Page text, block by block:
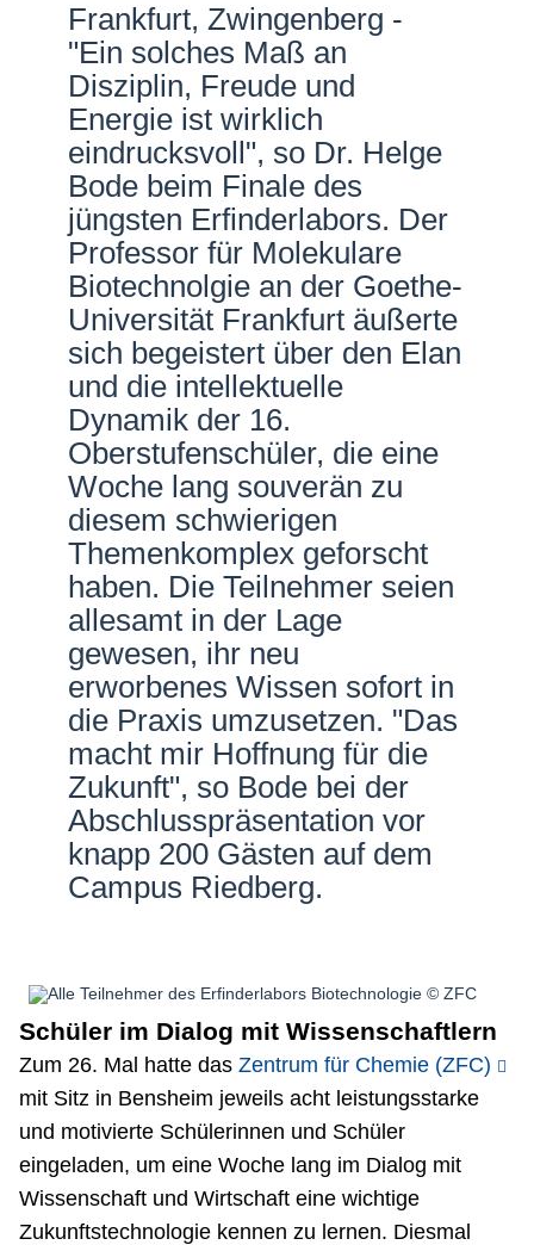
Frankfurt, Zwingenberg -
"Ein solches Maß an
Disziplin, Freude und
Energie ist wirklich
eindrucksvoll", so Dr. Helge
Bode beim Finale des
jüngsten Erfinderlabors. Der
Professor für Molekulare
Biotechnolgie an der Goethe-
Universität Frankfurt äußerte
sich begeistert über den Elan
und die intellektuelle
Dynamik der 16.
Oberstufenschüler, die eine
Woche lang souverän zu
diesem schwierigen
Themenkomplex geforscht
haben. Die Teilnehmer seien
allesamt in der Lage
gewesen, ihr neu
erworbenes Wissen sofort in
die Praxis umzusetzen. "Das
macht mir Hoffnung für die
Zukunft", so Bode bei der
Abschlusspräsentation vor
knapp 200 Gästen auf dem
Campus Riedberg.
Schüler im Dialog mit Wissenschaftlern
Zum 26. Mal hatte das Zentrum für Chemie (ZFC)
mit Sitz in Bensheim jeweils acht leistungsstarke
und motivierte Schülerinnen und Schüler
eingeladen, um eine Woche lang im Dialog mit
Wissenschaft und Wirtschaft eine wichtige
Zukunftstechnologie kennen zu lernen. Diesmal